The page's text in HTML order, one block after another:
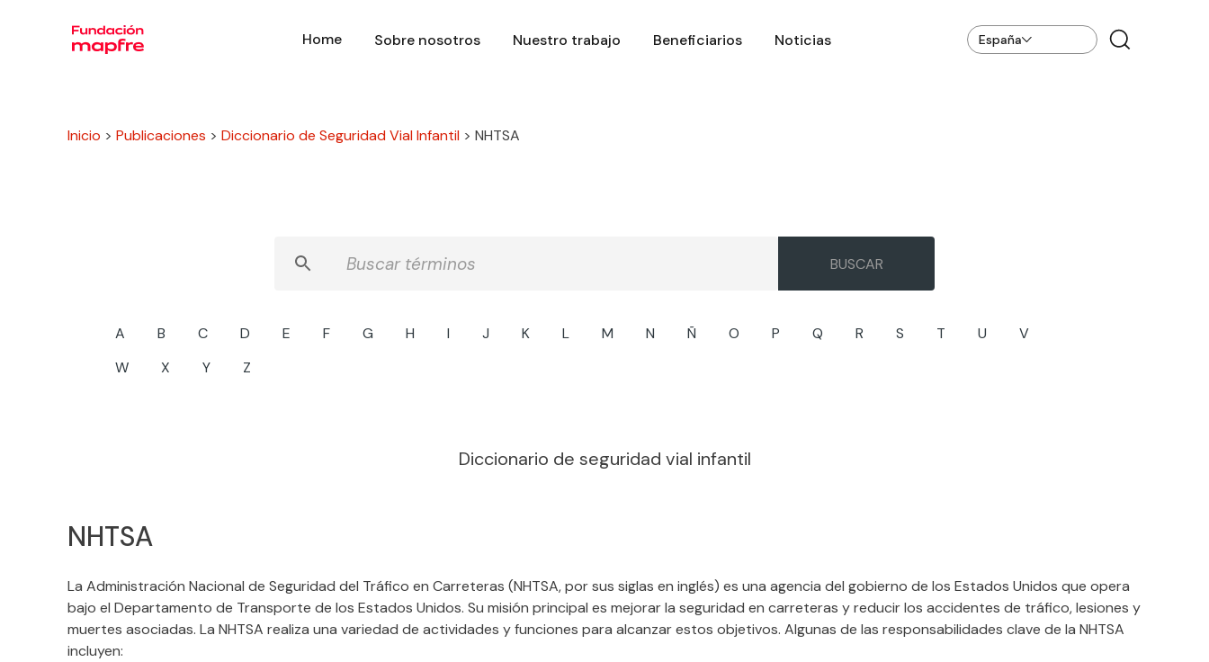
Home Sobre nosotros Nuestro trabajo Beneficiarios Noticias España
Inicio > Publicaciones > Diccionario de Seguridad Vial Infantil > NHTSA
A B C D E F G H I J K L M N Ñ O P Q R S T U
V
W
X Y Z
Diccionario de seguridad vial infantil
NHTSA
La Administración Nacional de Seguridad del Tráfico en Carreteras (NHTSA, por sus siglas en inglés) es una agencia del gobierno de los Estados Unidos que opera
bajo el Departamento de Transporte de los Estados Unidos. Su misión principal es mejorar la seguridad en carreteras y reducir los accidentes de tráfico, lesiones y
muertes asociadas. La NHTSA realiza una variedad de actividades y funciones para alcanzar estos objetivos. Algunas de las responsabilidades clave de la NHTSA
incluyen: